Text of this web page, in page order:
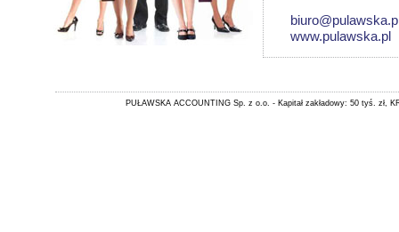
www.pulawska.pl
PUŁAWSKA ACCOUNTING Sp. z o.o. - Kapitał zakładowy: 50 tyś. zł,